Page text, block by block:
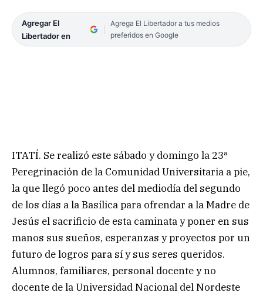
Agregar El
Libertador en
Agrega El Libertador a tus medios
preferidos en Google
ITATÍ. Se realizó este sábado y domingo la 23ª
Peregrinación de la Comunidad Universitaria a pie,
la que llegó poco antes del mediodía del segundo
de los días a la Basílica para ofrendar a la Madre de
Jesús el sacrificio de esta caminata y poner en sus
manos sus sueños, esperanzas y proyectos por un
futuro de logros para sí y sus seres queridos.
Alumnos, familiares, personal docente y no
docente de la Universidad Nacional del Nordeste